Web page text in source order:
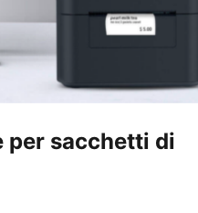
per sacchetti di